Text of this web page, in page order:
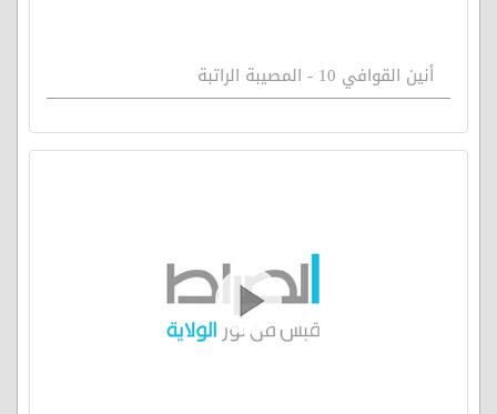
أنين القوافي 10 - المصيبة الراتبة